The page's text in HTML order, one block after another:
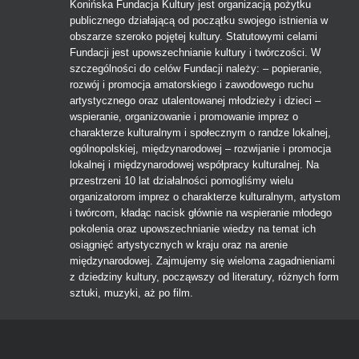
Konińska Fundacja Kultury jest organizacją pożytku
publicznego działającą od początku swojego istnienia w
obszarze szeroko pojętej kultury. Statutowymi celami
Fundacji jest upowszechnianie kultury i twórczości. W
szczególności do celów Fundacji należy: – popieranie,
rozwój i promocja amatorskiego i zawodowego ruchu
artystycznego oraz utalentowanej młodzieży i dzieci –
wspieranie, organizowanie i promowanie imprez o
charakterze kulturalnym i społecznym o randze lokalnej,
ogólnopolskiej, międzynarodowej – rozwijanie i promocja
lokalnej i międzynarodowej współpracy kulturalnej. Na
przestrzeni 10 lat działalności pomogliśmy wielu
organizatorom imprez o charakterze kulturalnym, artystom
i twórcom, kładąc nacisk głównie na wspieranie młodego
pokolenia oraz upowszechnianie wiedzy na temat ich
osiągnięć artystycznych w kraju oraz na arenie
międzynarodowej. Zajmujemy się wieloma zagadnieniami
z dziedziny kultury, począwszy od literatury, różnych form
sztuki, muzyki, aż po film.